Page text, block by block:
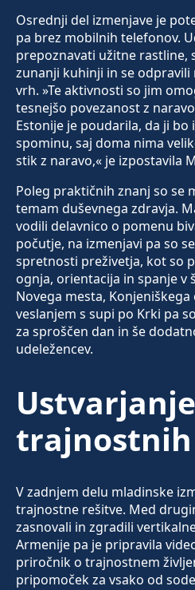
Osrednji del izmenjave je
pa brez mobilnih telefonov.
prepoznavati užitne rastline,
zunanji kuhinji in se
vrh. »Te aktivnosti so jim
tesnejšo povezanost z
Estonije je poudarila, da ji bo
spominu, saj doma nima
stik z naravo,« je izpostavila
Poleg praktičnih znanj so se
temam duševnega zdravja.
vodili delavnico o pomenu
počutje, na izmenjavi pa so
spretnosti preživetja, kot so
ognja, orientacija in spanje v
Novega mesta, Konjeniškega
veslanjem s supi po Krki pa
za sproščen dan in še
udeležencev.
Ustvarjanje
V zadnjem delu mladinske
trajnostne rešitve. Med
zasnovali in zgradili
Armenije pa je pripravila
priročnik o trajnostnem
pripomoček za vsako od